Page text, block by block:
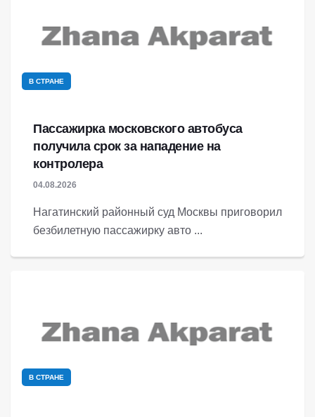
В СТРАНЕ
Пассажирка московского автобуса
получила срок за нападение на
контролера
04.08.2026
Нагатинский районный суд Москвы приговорил
безбилетную пассажирку авто ...
В СТРАНЕ